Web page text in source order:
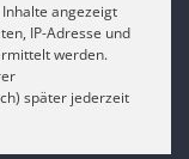
angezeigt
IP-Adresse und
werden.
später jederzeit